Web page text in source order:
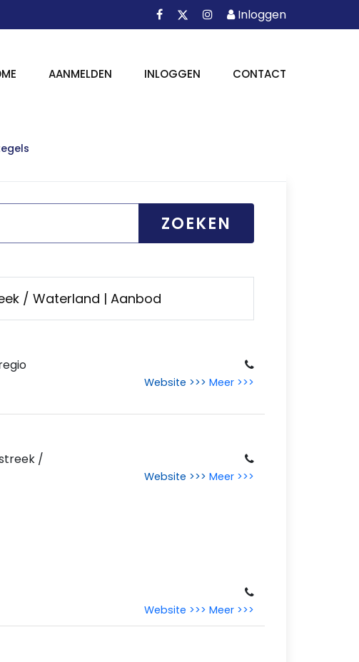
FacebookInstagram
Inloggen
Inloggen
AANMELDEN INLOGGEN CONTACT
ZOEKEN
/ Waterland | Aanbod
Website >>> Meer >>>
/
Website >>> Meer >>>
Website >>> Meer >>>